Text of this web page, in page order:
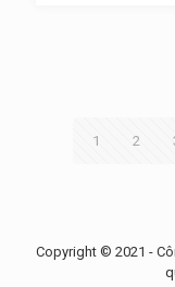
1 2
Copyright © 2021 -